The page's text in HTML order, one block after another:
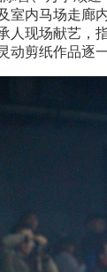
室内马场走廊
人现场献艺，
动剪纸作品逐一